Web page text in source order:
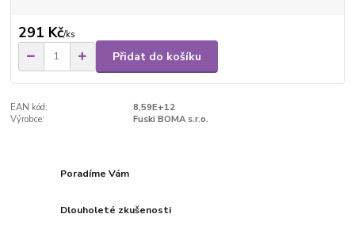
291 Kč/ks
Přidat do košíku
EAN kód:
8,59E+12
Výrobce:
Fuski BOMA s.r.o.
Poradíme Vám
Dlouholeté zkušenosti